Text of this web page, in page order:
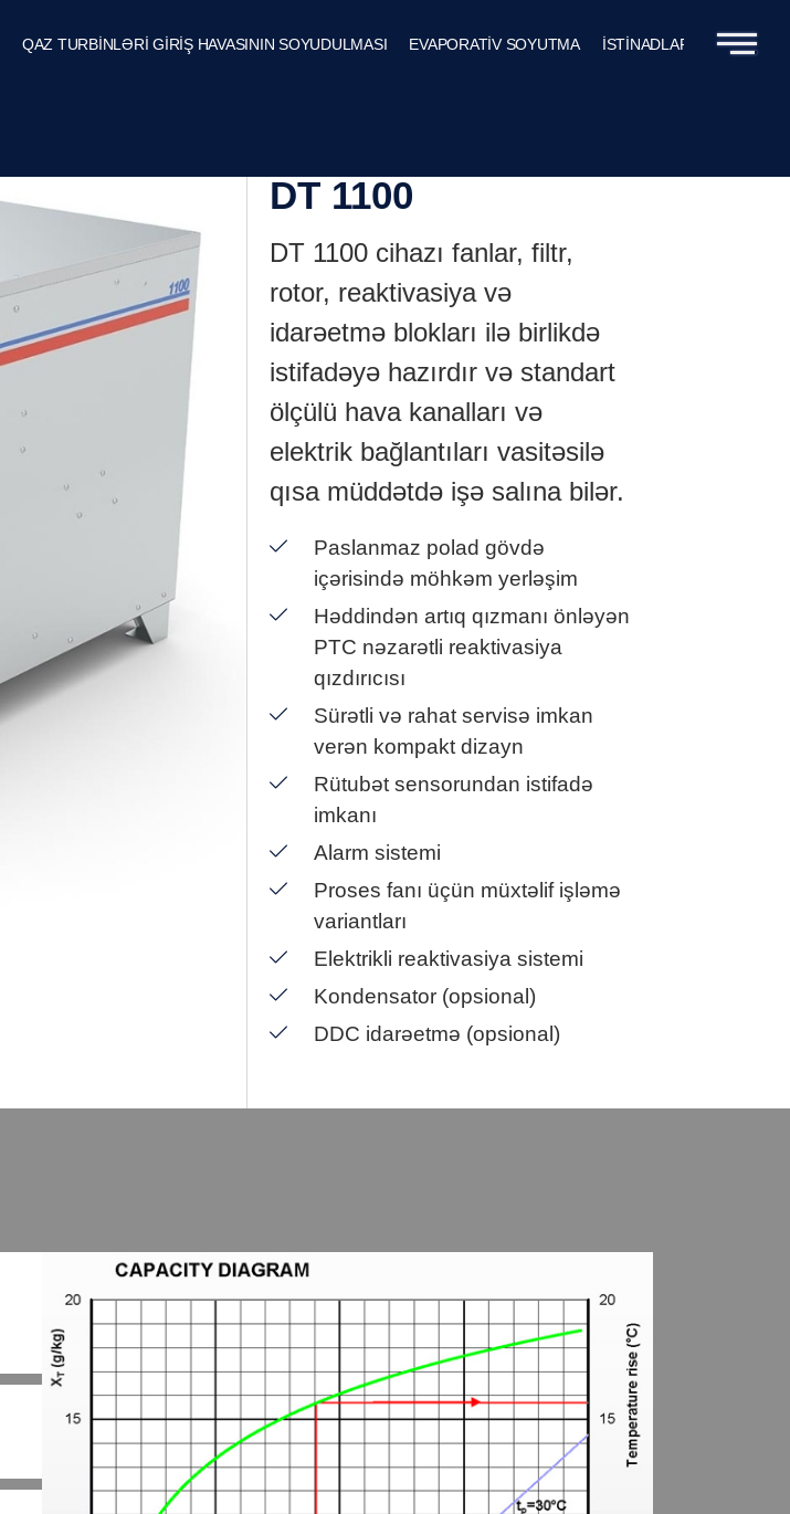
QAZ TURBİNLƏRİ GİRİŞ HAVASININ SOYUDULMASI EVAPORATİV SOYUTMA İSTİNADLAR ƏLAQƏ
DT 1100
DT 1100 cihazı fanlar, filtr,
rotor, reaktivasiya və
idarəetmə blokları ilə birlikdə
istifadəyə hazırdır və standart
ölçülü hava kanalları və
elektrik bağlantıları vasitəsilə
qısa müddətdə işə salına bilər.
Paslanmaz polad gövdə
içərisində möhkəm yerləşim
Həddindən artıq qızmanı önləyən
PTC nəzarətli reaktivasiya
qızdırıcısı
Sürətli və rahat servisə imkan
verən kompakt dizayn
Rütubət sensorundan istifadə
imkanı
Alarm sistemi
Proses fanı üçün müxtəlif işləmə
variantları
Elektrikli reaktivasiya sistemi
Kondensator (opsional)
DDC idarəetmə (opsional)